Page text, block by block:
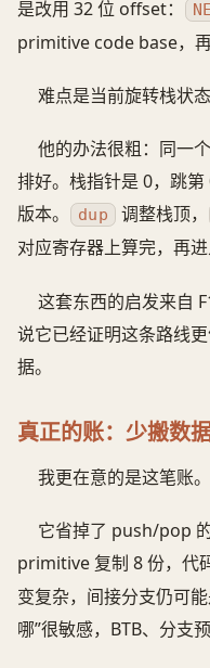
是改用 32 位 offset：
primitive code base，再
难点是当前旋转栈状
他的办法很粗：同一
排好。栈指针是 0，跳
版本。
dup 调整栈顶，
对应寄存器上算完，再
这套东西的启发来自
说它已经证明这条路线
据。
真正的账：少搬数
我更在意的是这笔账。
它省掉了 push/pop
primitive 复制 8 份，代
变复杂，间接分支仍可
哪”很敏感，BTB、分支